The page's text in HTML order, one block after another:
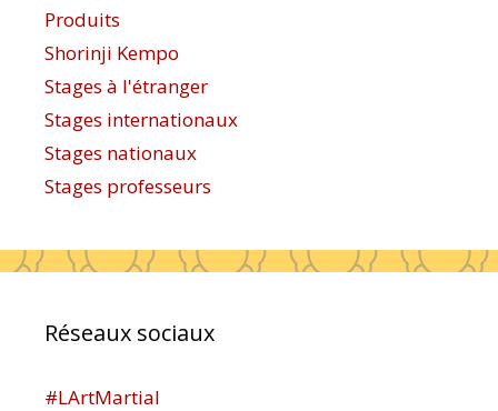
Produits
Shorinji Kempo
Stages à l'étranger
Stages internationaux
Stages nationaux
Stages professeurs
Réseaux sociaux
#LArtMartial